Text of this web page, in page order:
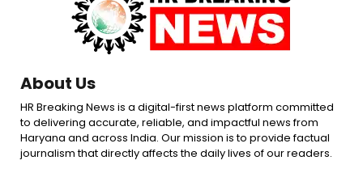
About Us
HR Breaking News is a digital-first news platform committed
to delivering accurate, reliable, and impactful news from
Haryana and across India. Our mission is to provide factual
journalism that directly affects the daily lives of our readers.